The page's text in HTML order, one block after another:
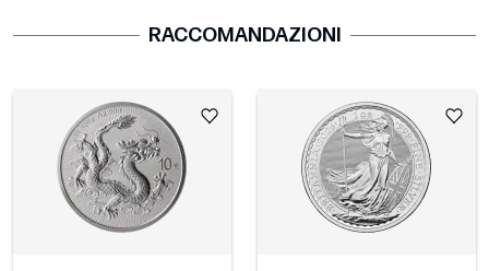
RACCOMANDAZIONI